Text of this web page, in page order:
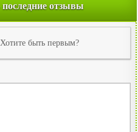
отзывы
быть первым?